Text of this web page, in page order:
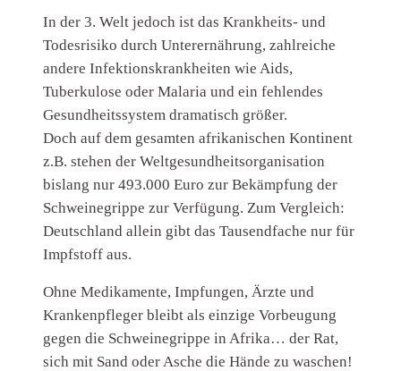
In der 3. Welt jedoch ist das Krankheits- und
Todesrisiko durch Unterernährung, zahlreiche
andere Infektionskrankheiten wie Aids,
Tuberkulose oder Malaria und ein fehlendes
Gesundheitssystem dramatisch größer.
Doch auf dem gesamten afrikanischen Kontinent
z.B. stehen der Weltgesundheitsorganisation
bislang nur 493.000 Euro zur Bekämpfung der
Schweinegrippe zur Verfügung. Zum Vergleich:
Deutschland allein gibt das Tausendfache nur für
Impfstoff aus.
Ohne Medikamente, Impfungen, Ärzte und
Krankenpfleger bleibt als einzige Vorbeugung
gegen die Schweinegrippe in Afrika… der Rat,
sich mit Sand oder Asche die Hände zu waschen!